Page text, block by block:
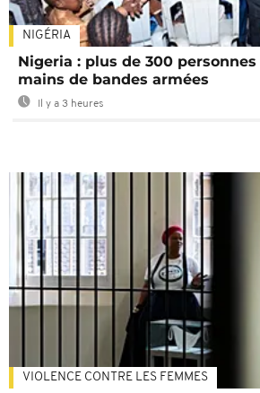
NIGÉRIA
Nigeria : plus de 300
mains de bandes armées
Il y a 3 heures
VIOLENCE CONTRE LES FEMMES